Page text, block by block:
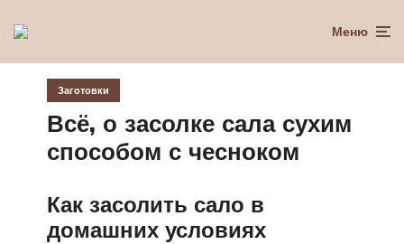
Меню
Заготовки
Всё, о засолке сала сухим
способом с чесноком
Как засолить сало в
домашних условиях